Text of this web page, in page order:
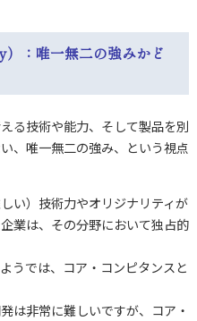
：唯一無二の強みかど
る技術や能力、そして製品を別
、唯一無二の強み、という視点
い）技術力やオリジナリティが
業は、その分野において独占的
うでは、コア・コンピタンスと
は非常に難しいですが、コア・